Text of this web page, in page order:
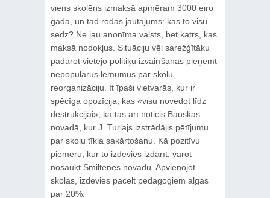
viens skolēns izmaksā apmēram 3000 eiro
gadā, un tad rodas jautājums: kas to visu
sedz? Ne jau anonīma valsts, bet katrs, kas
maksā nodokļus. Situāciju vēl sarežģītāku
padarot vietējo politiķu izvairīšanās pieņemt
nepopulārus lēmumus par skolu
reorganizāciju. It īpaši vietvarās, kur ir
spēcīga opozīcija, kas «visu novedot līdz
destrukcijai», kā tas arī noticis Bauskas
novadā, kur J. Turlajs izstrādājis pētījumu
par skolu tīkla sakārtošanu. Kā pozitīvu
piemēru, kur to izdevies izdarīt, varot
nosaukt Smiltenes novadu. Apvienojot
skolas, izdevies pacelt pedagogiem algas
par 20%.